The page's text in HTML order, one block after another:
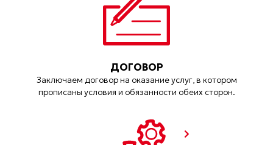
ДОГОВОР
Заключаем договор на оказание услуг, в котором
прописаны условия и обязанности обеих сторон.